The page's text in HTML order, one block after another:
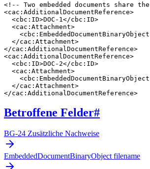
<!-- Two embedded documents share
<cac:AdditionalDocumentReference>
  <cbc:ID>DOC-1</cbc:ID>
  <cac:Attachment>
  </cac:Attachment>
</cac:AdditionalDocumentReference>
<cac:AdditionalDocumentReference>
  <cbc:ID>DOC-2</cbc:ID>
  <cac:Attachment>
  </cac:Attachment>
</cac:AdditionalDocumentReference>
Betroffene Felder#
BG-24 Zusätzliche Nachweise
EmbeddedDocumentBinaryObject filename